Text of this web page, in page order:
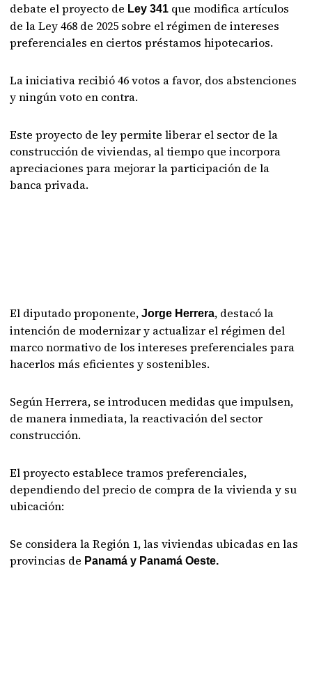
debate el proyecto de Ley 341 que modifica artículos
de la Ley 468 de 2025 sobre el régimen de intereses
preferenciales en ciertos préstamos hipotecarios.
La iniciativa recibió 46 votos a favor, dos abstenciones
y ningún voto en contra.
Este proyecto de ley permite liberar el sector de la
construcción de viviendas, al tiempo que incorpora
apreciaciones para mejorar la participación de la
banca privada.
El diputado proponente,Jorge Herrera, destacó la
intención de modernizar y actualizar el régimen del
marco normativo de los intereses preferenciales para
hacerlos más eficientes y sostenibles.
Según Herrera, se introducen medidas que impulsen,
de manera inmediata, la reactivación del sector
construcción.
El proyecto establece tramos preferenciales,
dependiendo del precio de compra de la vivienda y su
ubicación:
Se considera la Región 1, las viviendas ubicadas en las
provincias de Panamá y Panamá Oeste.